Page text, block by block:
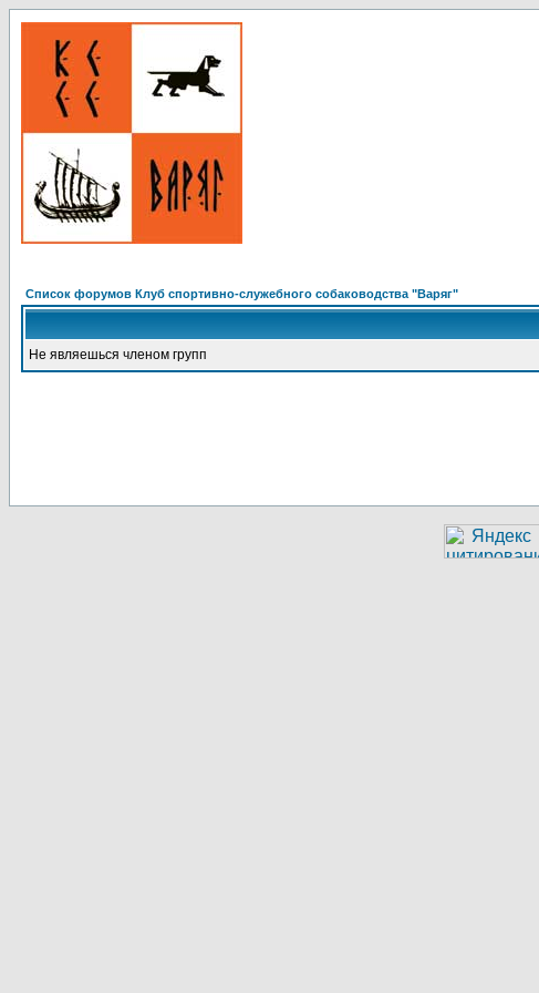
Список форумов Клуб спортивно-служебного собаководства "Варяг"
Не являешься членом групп